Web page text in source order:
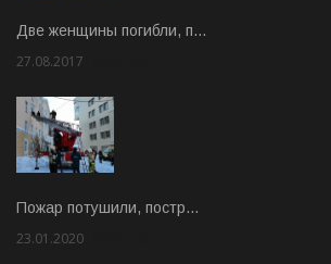
Две женщины погибли, п…
27.08.2017
Пожар потушили, постр…
23.01.2020